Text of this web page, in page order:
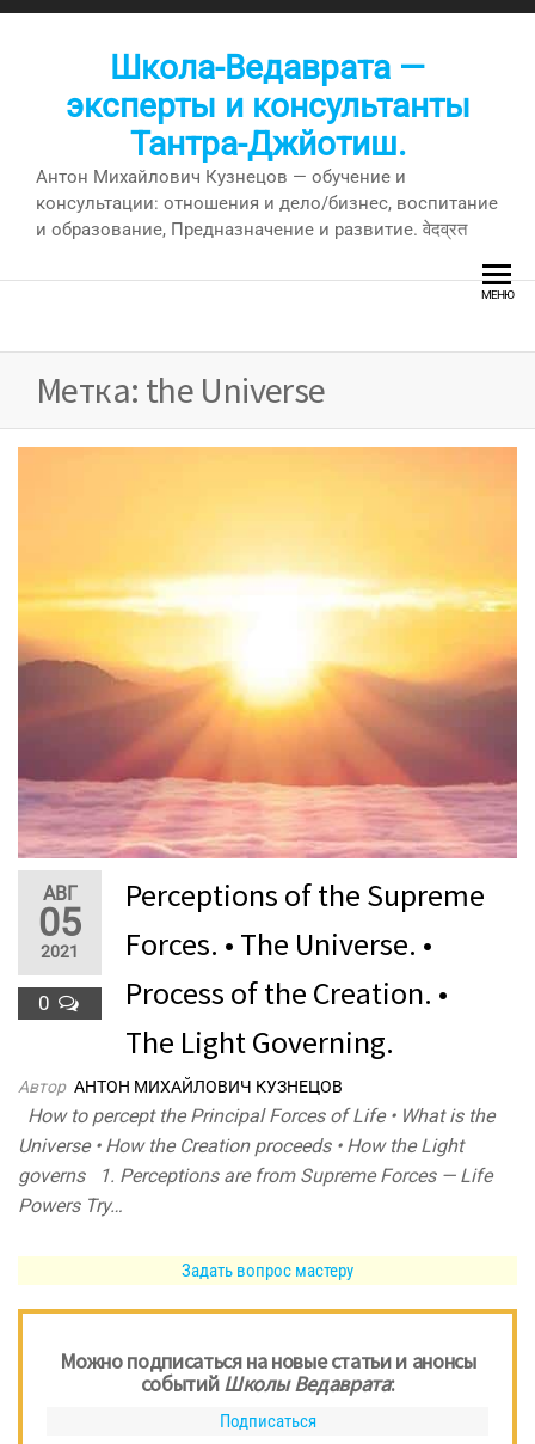
Перейти
Школа-Ведаврата —
эксперты и консультанты
Тантра-Джйотиш.
Антон Михайлович Кузнецов — обучение и
консультации: отношения и дело/бизнес, воспитание
и образование, Предназначение и развитие. वेदव्रत
МЕНЮ
Метка: the Universe
АВГ
05
2021
0
Perceptions of the Supreme
Forces. • The Universe. •
Process of the Creation. •
The Light Governing.
Автор АНТОН МИХАЙЛОВИЧ КУЗНЕЦОВ
How to percept the Principal Forces of Life • What is the
Universe • How the Creation proceeds • How the Light
governs 1. Perceptions are from Supreme Forces — Life
Powers Try…
Задать вопрос мастеру
Можно подписаться на новые статьи и анонсы
событийШколы Ведаврата:
Подписаться